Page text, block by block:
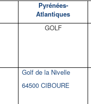
Pyrénées-
Atlantiques
GOLF
Golf de la Nivelle
64500 CIBOURE